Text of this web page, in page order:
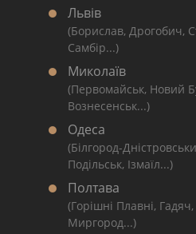
Львів
(Борислав, Дрогобич,
Самбір...)
Миколаїв
(Первомайськ, Новий
Вознесенськ...)
Одеса
(Білгород-
Подільськ, Ізмаїл...)
Полтава
(Горішні Плавні,
Миргород...)